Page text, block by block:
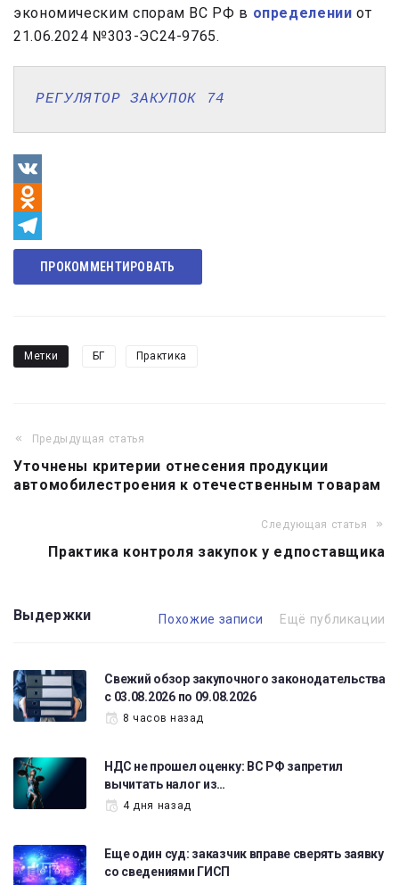
экономическим спорам ВС РФ в определении от
21.06.2024 №303-ЭС24-9765.
РЕГУЛЯТОР ЗАКУПОК 74
VK
Odnoklassniki
Telegram
ПРОКОММЕНТИРОВАТЬ
Метки БГ Практика
Навигация
по
Предыдущая статья
Уточнены критерии отнесения продукции
автомобилестроения к отечественным товарам
Следующая статья
Практика контроля закупок у едпоставщика
Выдержки Похожие записи Ещё публикации
Свежий обзор закупочного законодательства
с 03.08.2026 по 09.08.2026
8 часов назад
НДС не прошел оценку: ВС РФ запретил
вычитать налог из…
4 дня назад
Еще один суд: заказчик вправе сверять заявку
со сведениями ГИСП